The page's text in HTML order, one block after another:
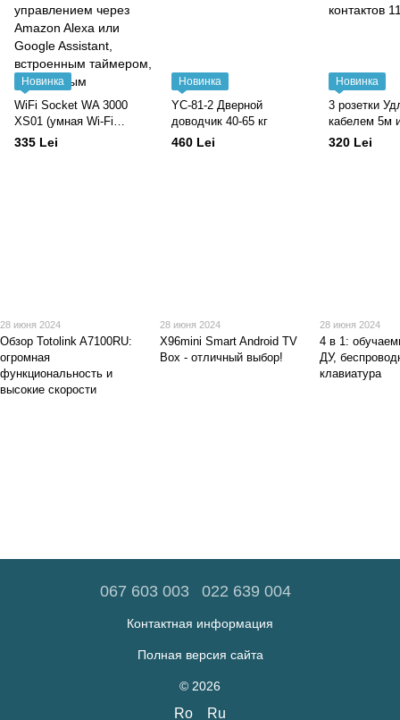
Новинка
WiFi Socket WA 3000
XS01 (умная Wi-Fi
розетка с голосовым
335 Lei
Новинка
YC-81-2 Дверной
доводчик 40-65 кг
460 Lei
Новинка
3 розетки
кабелем 5м
повышенной
320 Lei
28 июня 2024
Обзор Totolink A7100RU:
огромная
функциональность и
высокие скорости
28 июня 2024
X96mini Smart Android TV
Box - отличный выбор!
28 июня 2024
4 в 1:
ДУ,
клавиатура
067 603 003 022 639 004
Контактная информация
Полная версия сайта
© 2026
Ro Ru